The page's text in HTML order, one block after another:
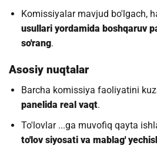
Komissiyalar mavjud bo'lgach,
usullari yordamida boshqaruv
so'rang.
Asosiy nuqtalar
Barcha komissiya faoliyatini
paneli­da real vaqt.
To'lovlar ...ga muvofiq qayta
to'lov siyosati va mablag'